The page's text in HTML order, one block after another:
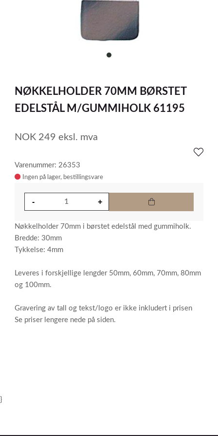
item
of
1
NØKKELHOLDER 70MM BØRSTET
EDELSTÅL M/GUMMIHOLK 61195
NOK 249 eksl. mva
Varenummer: 26353
Ingen på lager
Nøkkelholder 70mm i børstet edelstål med gummiholk.
Bredde: 30mm
Tykkelse: 4mm
Leveres i forskjellige lengder 50mm, 60mm, 70mm, 80mm
og 100mm.
Gravering av tall og tekst/logo er ikke inkludert i prisen
Se priser lengere nede på siden.
}